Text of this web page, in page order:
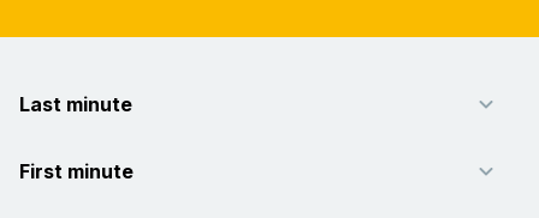
Last minute
First minute